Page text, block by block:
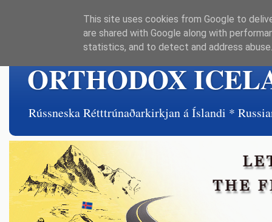
ORTHODOX
Rússneska Rétttrúnaðarkirkjan á Íslandi *
This site uses cookies from Google to
are shared with Google along with
statistics, and to detect and address abuse.